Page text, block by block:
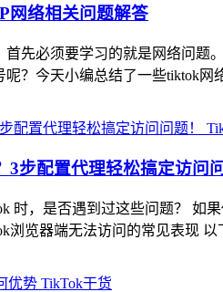
网络相关问题解答
先必须要学习的就是网络问题
呢？今天小编总结了一些tiktok
步配置代理轻松搞定访问问
时，是否遇到过这些问题？ 如
浏览器端无法访问的常见表现
TikTok干货